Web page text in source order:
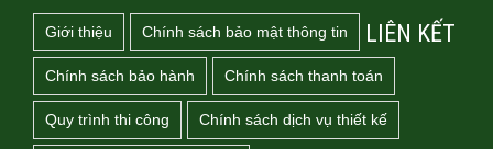
Giới thiệu Chính sách bảo mật thông tin
Chính sách bảo hành Chính sách thanh toán
Quy trình thi công Chính sách dịch vụ thiết kế
LIÊN KẾT